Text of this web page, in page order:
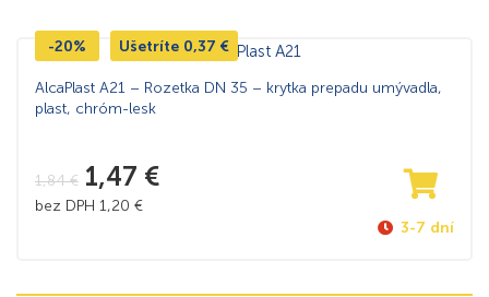
-20% Ušetríte 0,37 €
AlcaPlast A21 – Rozetka DN 35 – krytka prepadu umývadla,
plast, chróm-lesk
1,84€ 1,47 €
bez DPH 1,20 €
3-7 dní